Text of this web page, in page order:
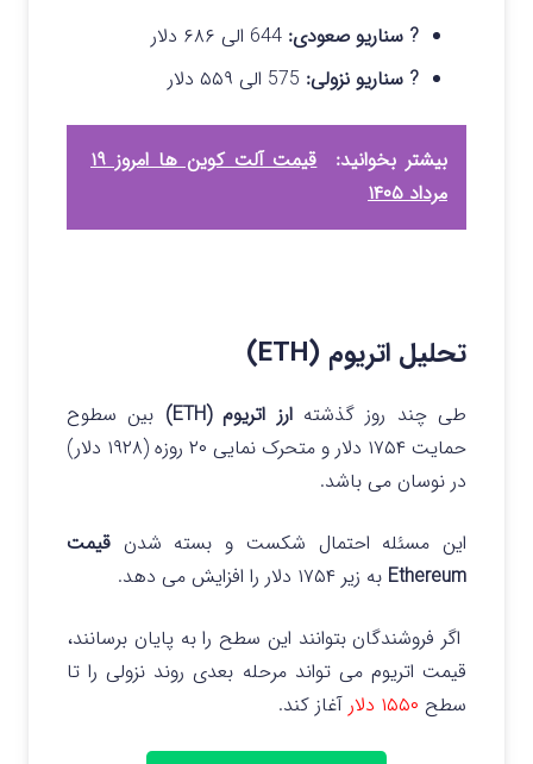
? سناریو صعودی:
? سناریو نزولی:
بیشتر بخوانید:
قیمت آلت کوین ها امروز ۱۹
مرداد ۱۴۰۵
تحلیل اتریوم (ETH)
طی چند روز گذشته ارز اتریوم (ETH)
بین سطوح
حمایت ۱۷۵۴ دلار و متحرک نمایی ۲۰ روزه (۱۹۲۸ دلار)
در نوسان می باشد.
این مسئله احتمال شکست و بسته شدن قیمت
Ethereum به زیر ۱۷۵۴ دلار را افزایش می دهد.
اگر فروشندگان بتوانند این سطح را به پایان برسانند،
قیمت اتریوم می تواند مرحله بعدی روند نزولی را تا
سطح ۱۵۵۰ دلار آغاز کند.